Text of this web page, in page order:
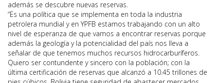
además se descubre nuevas reservas.
“Es una política que se implementa en toda la industria
petrolera mundial y en YPFB estamos trabajando con un alto
nivel de esperanza de que vamos a encontrar reservas porque
además la geología y la potencialidad del país nos lleva a
señalar de que tenemos muchos recursos hidrocarburíferos.
Quiero ser contundente y sincero con la población; con la
última certificación de reservas que alcanzó a 10.45 trillones de